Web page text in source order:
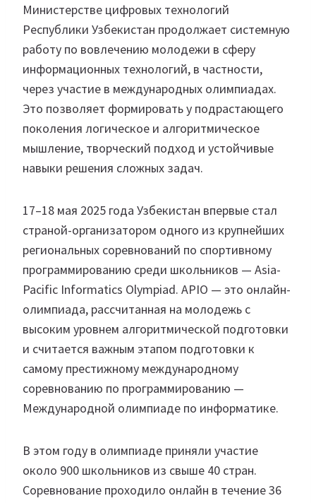
Министерстве цифровых технологий
Республики Узбекистан продолжает системную
работу по вовлечению молодежи в сферу
информационных технологий, в частности,
через участие в международных олимпиадах.
Это позволяет формировать у подрастающего
поколения логическое и алгоритмическое
мышление, творческий подход и устойчивые
навыки решения сложных задач.
17–18 мая 2025 года Узбекистан впервые стал
страной-организатором одного из крупнейших
региональных соревнований по спортивному
программированию среди школьников — Asia-
Pacific Informatics Olympiad. APIO — это онлайн-
олимпиада, рассчитанная на молодежь с
высоким уровнем алгоритмической подготовки
и считается важным этапом подготовки к
самому престижному международному
соревнованию по программированию —
Международной олимпиаде по информатике.
В этом году в олимпиаде приняли участие
около 900 школьников из свыше 40 стран.
Соревнование проходило онлайн в течение 36